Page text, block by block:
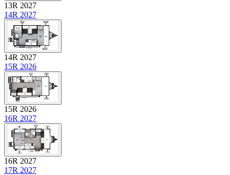
13R 2027
14R 2027
14R 2027
15R 2026
15R 2026
16R 2027
16R 2027
17R 2027